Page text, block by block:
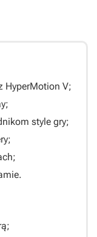
HyperMotion V;
style gry;